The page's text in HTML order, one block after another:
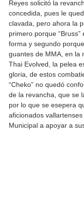
Reyes solicitó la
concedida, pues le
clavada, pero ahora la
primero porque
forma y segundo
guantes de MMA, en la
Thai Evolved, la pelea
gloria, de estos
“Cheko” no quedó
de la revancha, que se
por lo que se esepera
aficionados
Municipal a apoyar a